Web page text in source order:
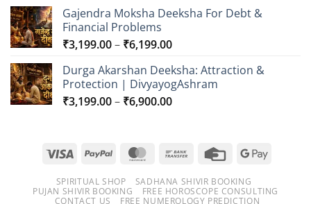
₹3,299.00
₹6,099.00
Gajendra Moksha Deeksha For Debt &
Financial Problems
₹3,199.00– ₹6,199.00Price
₹3,199.00
through
₹6,199.00
Durga Akarshan Deeksha: Attraction &
Protection | DivyayogAshram
₹3,199.00– ₹6,900.00Price
through
₹6,900.00
Visa PayPal MasterCard
Bank
Credit
Google
SPIRITUAL SHOP
SADHANA SHIVIR BOOKING
PUJAN SHIVIR BOOKING
FREE HOROSCOPE CONSULTING
CONTACT US
FREE NUMEROLOGY PREDICTION